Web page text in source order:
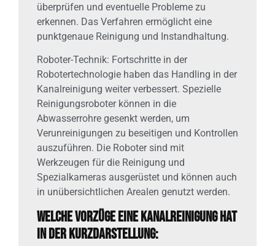
überprüfen und eventuelle Probleme zu
erkennen. Das Verfahren ermöglicht eine
punktgenaue Reinigung und Instandhaltung.
Roboter-Technik: Fortschritte in der
Robotertechnologie haben das Handling in der
Kanalreinigung weiter verbessert. Spezielle
Reinigungsroboter können in die
Abwasserrohre gesenkt werden, um
Verunreinigungen zu beseitigen und Kontrollen
auszuführen. Die Roboter sind mit
Werkzeugen für die Reinigung und
Spezialkameras ausgerüstet und können auch
in unübersichtlichen Arealen genutzt werden.
Welche Vorzüge eine Kanalreinigung hat
in der Kurzdarstellung: